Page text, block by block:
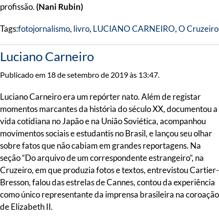
profissão. (Nani Rubin)
Tags:fotojornalismo, livro, LUCIANO CARNEIRO,O Cruzeiro
Luciano Carneiro
Publicado em 18 de setembro de 2019 às 13:47.
Luciano Carneiro era um repórter nato. Além de registar
momentos marcantes da história do século XX, documentou a
vida cotidiana no Japão e na União Soviética, acompanhou
movimentos sociais e estudantis no Brasil, e lançou seu olhar
sobre fatos que não cabiam em grandes reportagens. Na
seção “Do arquivo de um correspondente estrangeiro”, na
Cruzeiro, em que produzia fotos e textos, entrevistou Cartier-
Bresson, falou das estrelas de Cannes, contou da experiência
como único representante da imprensa brasileira na coroação
de Elizabeth II.